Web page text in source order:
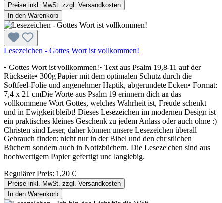
Preise inkl. MwSt. zzgl. Versandkosten
In den Warenkorb
Lesezeichen - Gottes Wort ist vollkommen!
• Gottes Wort ist vollkommen!• Text aus Psalm 19,8-11 auf der
Rückseite• 300g Papier mit dem optimalen Schutz durch die
Softfeel-Folie und angenehmer Haptik, abgerundete Ecken• Format:
7,4 x 21 cmDie Worte aus Psalm 19 erinnern dich an das
vollkommene Wort Gottes, welches Wahrheit ist, Freude schenkt
und in Ewigkeit bleibt! Dieses Lesezeichen im modernen Design ist
ein praktisches kleines Geschenk zu jedem Anlass oder auch ohne :)
Christen sind Leser, daher können unsere Lesezeichen überall
Gebrauch finden: nicht nur in der Bibel und den christlichen
Büchern sondern auch in Notizbüchern. Die Lesezeichen sind aus
hochwertigem Papier gefertigt und langlebig.
Regulärer Preis: 1,20 €
Preise inkl. MwSt. zzgl. Versandkosten
In den Warenkorb